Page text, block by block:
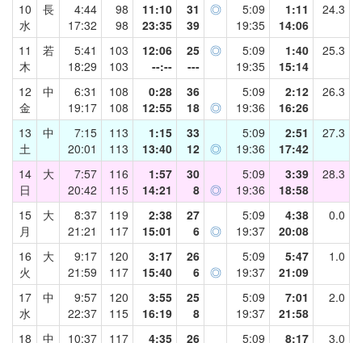
10
水
長
4:44
17:32
98
98
11:10
23:35
31
39
◎
5:09
19:35
1:11
14:06
24.3
11
木
若
5:41
18:29
103
103
12:06
--:--
25
---
◎
5:09
19:35
1:40
15:14
25.3
12
金
中
6:31
19:17
108
108
0:28
12:55
36
18
◎
5:09
19:36
2:12
16:26
26.3
13
土
中
7:15
20:01
113
113
1:15
13:40
33
12
◎
5:09
19:36
2:51
17:42
27.3
14
日
大
7:57
20:42
116
115
1:57
14:21
30
8
◎
5:09
19:36
3:39
18:58
28.3
15
月
大
8:37
21:21
119
117
2:38
15:01
27
6
◎
5:09
19:37
4:38
20:08
0.0
16
火
大
9:17
21:59
120
117
3:17
15:40
26
6
◎
5:09
19:37
5:47
21:09
1.0
17
水
中
9:57
22:37
120
115
3:55
16:19
25
8
5:09
19:37
7:01
21:58
2.0
18 中 10:37 117 4:35 26 5:09 8:17 3.0